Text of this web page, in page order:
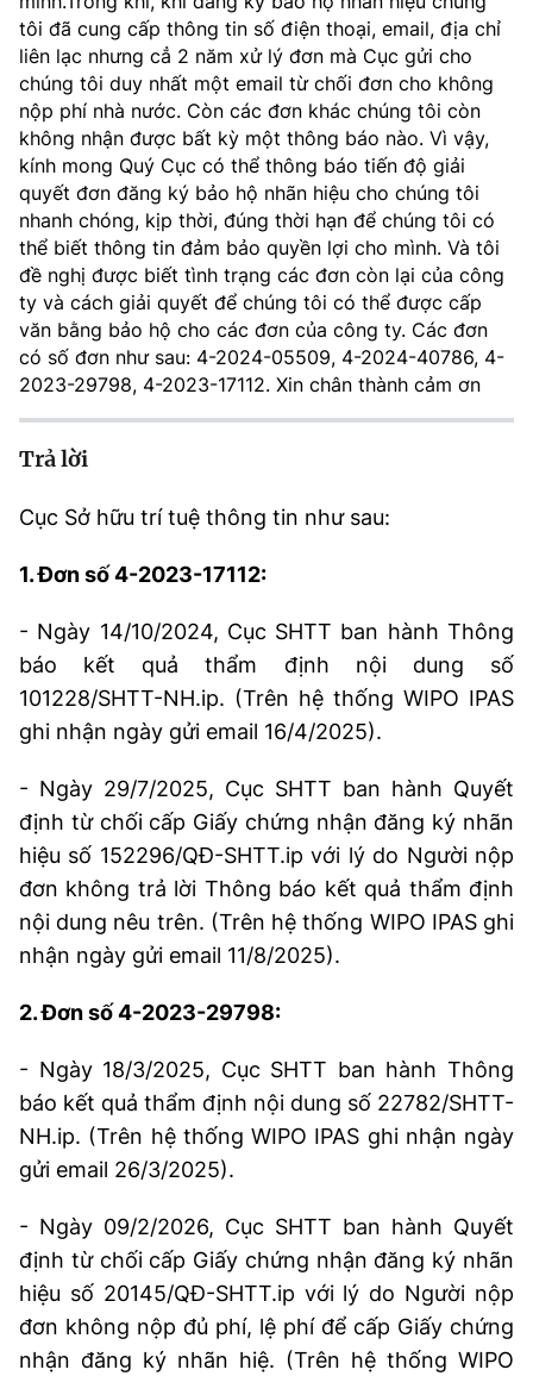
Điều khoản sử dụng Theo dõi MST: Góp ý
Cơ quan chủ quản: Bộ Khoa học và Công nghệ (MST)
Chịu trách nhiệm nội dung: Nguyễn Thị Hải Hằng
Giám đốc Trung tâm Truyền thông Khoa học và Công nghệ.
Liên hệ
Địa chỉ: Ban Biên tập Cổng TTĐT - 18 Nguyễn Du, TP. Hà Nội
Điện thoại: 024 3936 9506
Email:
stc@mst.gov.vn
©2026 Bản quyền thuộc Bộ Khoa Học và Công Nghệ
(Ghi rõ nguồn "https://mst.gov.vn" khi phát hành lại thông tin từ
website này)
tôi đã cung cấp thông tin số điện thoại, email, địa chỉ
liên lạc nhưng cẳ 2 năm xử lý đơn mà Cục gửi cho
chúng tôi duy nhất một email từ chối đơn cho không
nộp phí nhà nước. Còn các đơn khác chúng tôi còn
không nhận được bất kỳ một thông báo nào. Vì vậy,
kính mong Quý Cục có thể thông báo tiến độ giải
quyết đơn đăng ký bảo hộ nhãn hiệu cho chúng tôi
nhanh chóng, kịp thời, đúng thời hạn để chúng tôi có
thể biết thông tin đảm bảo quyền lợi cho mình. Và tôi
đề nghị được biết tình trạng các đơn còn lại của công
ty và cách giải quyết để chúng tôi có thể được cấp
văn bằng bảo hộ cho các đơn của công ty. Các đơn
có số đơn như sau: 4-2024-05509, 4-2024-40786, 4-
2023-29798, 4-2023-17112. Xin chân thành cảm ơn
Trả lời
Cục Sở hữu trí tuệ thông tin như sau:
1. Đơn số 4-2023-17112:
- Ngày 14/10/2024, Cục SHTT ban hành Thông
báo kết quả thẩm định nội dung số
101228/SHTT-NH.ip. (Trên hệ thống WIPO IPAS
ghi nhận ngày gửi email 16/4/2025).
- Ngày 29/7/2025, Cục SHTT ban hành Quyết
định từ chối cấp Giấy chứng nhận đăng ký nhãn
hiệu số 152296/QĐ-SHTT.ip với lý do Người nộp
đơn không trả lời Thông báo kết quả thẩm định
nội dung nêu trên. (Trên hệ thống WIPO IPAS ghi
nhận ngày gửi email 11/8/2025).
2. Đơn số 4-2023-29798:
- Ngày 18/3/2025, Cục SHTT ban hành Thông
báo kết quả thẩm định nội dung số 22782/SHTT-
NH.ip. (Trên hệ thống WIPO IPAS ghi nhận ngày
gửi email 26/3/2025).
- Ngày 09/2/2026, Cục SHTT ban hành Quyết
định từ chối cấp Giấy chứng nhận đăng ký nhãn
hiệu số 20145/QĐ-SHTT.ip với lý do Người nộp
đơn không nộp đủ phí, lệ phí để cấp Giấy chứng
nhận đăng ký nhãn hiệ. (Trên hệ thống WIPO